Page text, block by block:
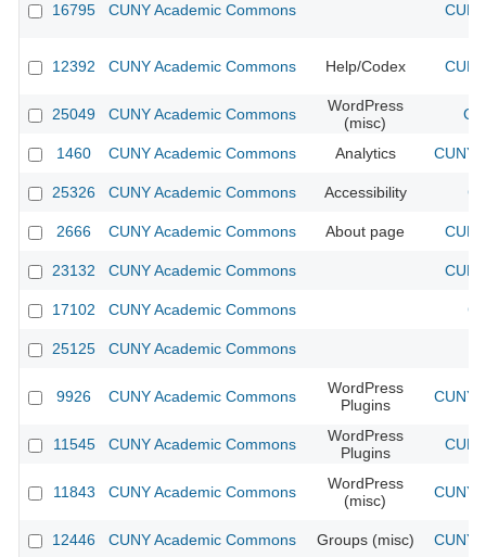
16795 CUNY Academic Commons
12392 CUNY Academic Commons Help/Codex
25049 CUNY Academic Commons
WordPress
(misc)
1460 CUNY Academic Commons Analytics CUNY
25326 CUNY Academic Commons Accessibility
2666 CUNY Academic Commons About page
23132 CUNY Academic Commons
17102 CUNY Academic Commons
25125 CUNY Academic Commons
9926 CUNY Academic Commons
WordPress
Plugins
CUNY
11545 CUNY Academic Commons
WordPress
Plugins
11843 CUNY Academic Commons
WordPress
(misc)
CUNY
12446 CUNY Academic Commons Groups (misc) CUNY